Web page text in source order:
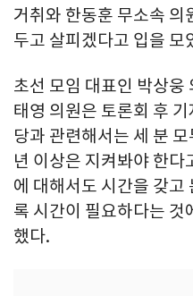
거취와 한동훈 무소속 의
두고 살피겠다고 입을 모
초선 모임 대표인 박상웅
태영 의원은 토론회 후
당과 관련해서는 세 분
년 이상은 지켜봐야 한
에 대해서도 시간을 갖고
록 시간이 필요하다는
했다.